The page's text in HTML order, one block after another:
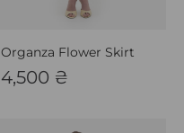
Organza Flower Skirt
4,500 ₴